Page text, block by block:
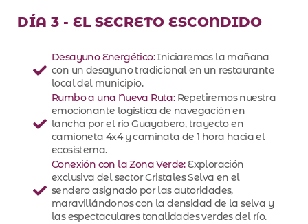
DÍA 3 - EL SECRETO ESCONDIDO
Desayuno Energético:Iniciaremos la mañana
con un desayuno tradicional en un restaurante
local del municipio.
Rumbo a una Nueva Ruta:Repetiremos nuestra
emocionante logística de navegación en
lancha por el río Guayabero, trayecto en
camioneta 4x4 y caminata de 1 hora hacia el
ecosistema.
Conexión con la Zona Verde:Exploración
exclusiva del sector Cristales Selva en el
sendero asignado por las autoridades,
maravillándonos con la densidad de la selva y
las espectaculares tonalidades verdes del río.